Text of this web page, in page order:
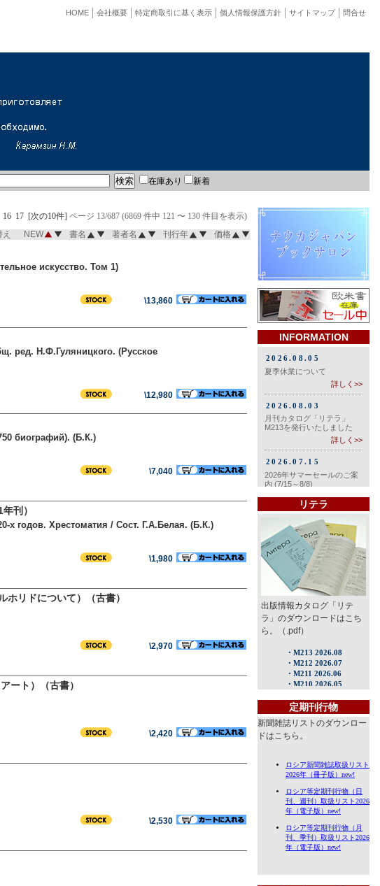
問合せ
サイトマップ
個人情報保護方針
特定商取引に基く表示
会社概要
HOME
在庫あり 新着
16 17 [次の10件] ページ 13/687 (6869 件中 121 〜 130 件目を表示)
え NEW 書名 著者名 刊行年 価格
искусство. Том 1)
\13,860
ред. Н.Ф.Гуляницкого. (Русское
\12,980
биографий). (Б.К.)
\7,040
刊）
годов. Хрестоматия / Сост. Г.А.Белая. (Б.К.)
\1,980
ホリドについて）（古書）
\2,970
ート）（古書）
\2,420
\2,530
INFORMATION
リテラ
出版情報カタログ「リテ
ラ」のダウンロードはこち
ら。（.pdf）
定期刊行物
新聞雑誌リストのダウンロー
ドはこちら。